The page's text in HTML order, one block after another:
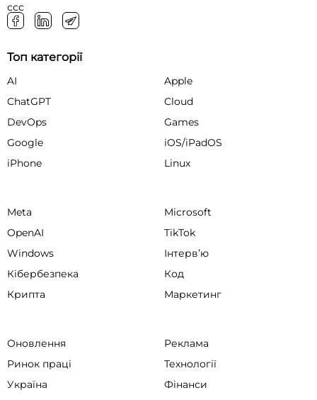
ссс
Топ категорії
AI
Apple
ChatGPT
Cloud
DevOps
Games
Google
iOS/iPadOS
iPhone
Linux
Meta
Microsoft
OpenAI
TikTok
Windows
Інтервʼю
Кібербезпека
Код
Крипта
Маркетинг
Оновлення
Реклама
Ринок праці
Технології
Україна
Фінанси